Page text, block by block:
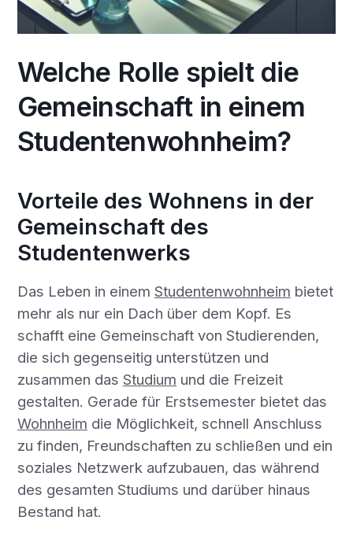
Welche Rolle spielt die
Gemeinschaft in einem
Studentenwohnheim?
Vorteile des Wohnens in der
Gemeinschaft des
Studentenwerks
Das Leben in einem Studentenwohnheim bietet
mehr als nur ein Dach über dem Kopf. Es
schafft eine Gemeinschaft von Studierenden,
die sich gegenseitig unterstützen und
zusammen das Studium und die Freizeit
gestalten. Gerade für Erstsemester bietet das
Wohnheim die Möglichkeit, schnell Anschluss
zu finden, Freundschaften zu schließen und ein
soziales Netzwerk aufzubauen, das während
des gesamten Studiums und darüber hinaus
Bestand hat.